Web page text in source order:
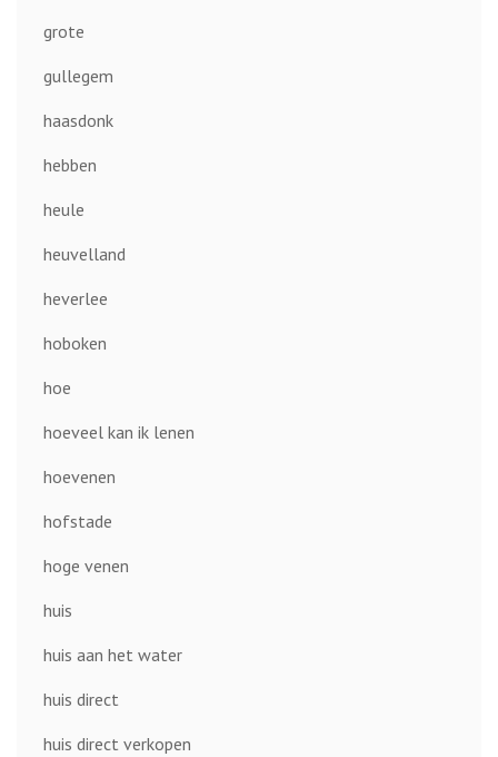
grote
gullegem
haasdonk
hebben
heule
heuvelland
heverlee
hoboken
hoe
hoeveel kan ik lenen
hoevenen
hofstade
hoge venen
huis
huis aan het water
huis direct
huis direct verkopen